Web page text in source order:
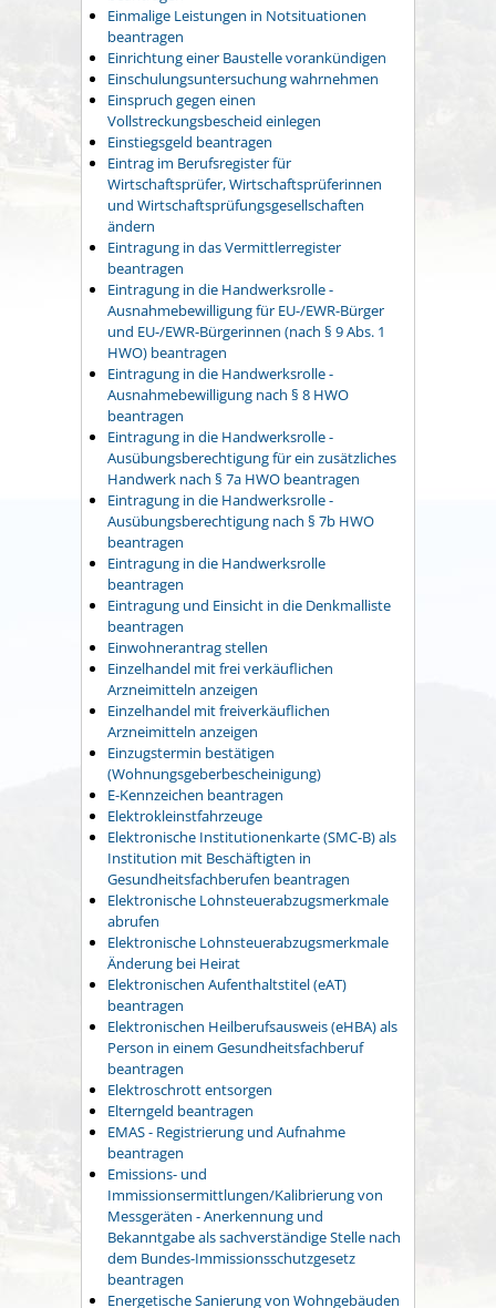
Einmalige Leistungen in Notsituationen
beantragen
Einrichtung einer Baustelle vorankündigen
Einschulungsuntersuchung wahrnehmen
Einspruch gegen einen
Vollstreckungsbescheid einlegen
Einstiegsgeld beantragen
Eintrag im Berufsregister für
Wirtschaftsprüfer, Wirtschaftsprüferinnen
und Wirtschaftsprüfungsgesellschaften
ändern
Eintragung in das Vermittlerregister
beantragen
Eintragung in die Handwerksrolle -
Ausnahmebewilligung für EU-/EWR-Bürger
und EU-/EWR-Bürgerinnen (nach § 9 Abs. 1
HWO) beantragen
Eintragung in die Handwerksrolle -
Ausnahmebewilligung nach § 8 HWO
beantragen
Eintragung in die Handwerksrolle -
Ausübungsberechtigung für ein zusätzliches
Handwerk nach § 7a HWO beantragen
Eintragung in die Handwerksrolle -
Ausübungsberechtigung nach § 7b HWO
beantragen
Eintragung in die Handwerksrolle
beantragen
Eintragung und Einsicht in die Denkmalliste
beantragen
Einwohnerantrag stellen
Einzelhandel mit frei verkäuflichen
Arzneimitteln anzeigen
Einzelhandel mit freiverkäuflichen
Arzneimitteln anzeigen
Einzugstermin bestätigen
(Wohnungsgeberbescheinigung)
E-Kennzeichen beantragen
Elektrokleinstfahrzeuge
Elektronische Institutionenkarte (SMC-B) als
Institution mit Beschäftigten in
Gesundheitsfachberufen beantragen
Elektronische Lohnsteuerabzugsmerkmale
abrufen
Elektronische Lohnsteuerabzugsmerkmale
Änderung bei Heirat
Elektronischen Aufenthaltstitel (eAT)
beantragen
Elektronischen Heilberufsausweis (eHBA) als
Person in einem Gesundheitsfachberuf
beantragen
Elektroschrott entsorgen
Elterngeld beantragen
EMAS - Registrierung und Aufnahme
beantragen
Emissions- und
Immissionsermittlungen/Kalibrierung von
Messgeräten - Anerkennung und
Bekanntgabe als sachverständige Stelle nach
dem Bundes-Immissionsschutzgesetz
beantragen
Energetische Sanierung von Wohngebäuden